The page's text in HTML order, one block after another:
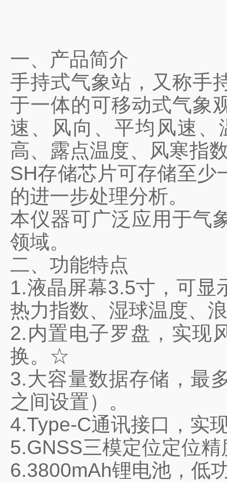
一、产品简介
手持式气象站，又称手
于一体的可移动式气象
速、风向、平均风速
高、露点温度、风寒指
SH存储芯片可存储至少
的进一步处理分析。
本仪器可广泛应用于气
领域。
二、功能特点
1.液晶屏幕3.5寸，可显
热力指数、湿球温度、
2.内置电子罗盘，实现
换。☆
3.大容量数据存储，最
之间设置）。
4.Type-C通讯接口，实
5.GNSS三模定位定位
6.3800mAh锂电池，低